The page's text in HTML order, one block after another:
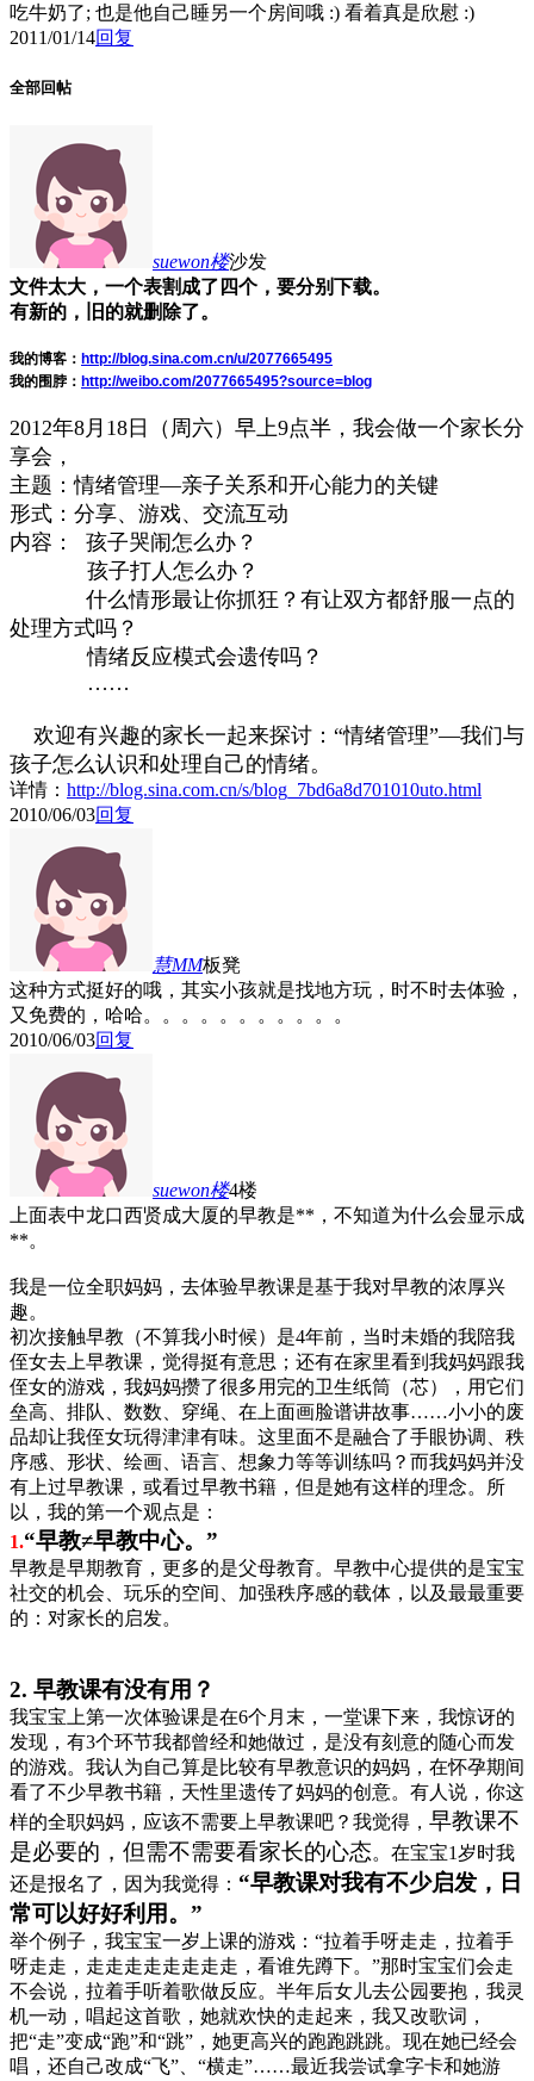
吃牛奶了; 也是他自己睡另一个房间哦 :) 看着真是欣慰 :)
2011/01/14回复
全部回帖
suewon楼沙发
文件太大，一个表割成了四个，要分别下载。
有新的，旧的就删除了。
我的博客： http://blog.sina.com.cn/u/2077665495
我的围脖： http://weibo.com/2077665495?source=blog
2012年8月18日（周六）早上9点半，我会做一个家长分
享会，
主题：情绪管理—亲子关系和开心能力的关键
形式：分享、游戏、交流互动
内容： 孩子哭闹怎么办？
孩子打人怎么办？
什么情形最让你抓狂？有让双方都舒服一点的
处理方式吗？
情绪反应模式会遗传吗？
……
欢迎有兴趣的家长一起来探讨：“情绪管理”—我们与
孩子怎么认识和处理自己的情绪。
详情： http://blog.sina.com.cn/s/blog_7bd6a8d701010uto.html
2010/06/03回复
慧MM板凳
这种方式挺好的哦，其实小孩就是找地方玩，时不时去体验，
又免费的，哈哈。。。。。。。。。。。
2010/06/03回复
suewon楼4楼
上面表中龙口西贤成大厦的早教是**，不知道为什么会显示成
**。
我是一位全职妈妈，去体验早教课是基于我对早教的浓厚兴
趣。
初次接触早教（不算我小时候）是4年前，当时未婚的我陪我
侄女去上早教课，觉得挺有意思；还有在家里看到我妈妈跟我
侄女的游戏，我妈妈攒了很多用完的卫生纸筒（芯），用它们
垒高、排队、数数、穿绳、在上面画脸谱讲故事……小小的废
品却让我侄女玩得津津有味。这里面不是融合了手眼协调、秩
序感、形状、绘画、语言、想象力等等训练吗？而我妈妈并没
有上过早教课，或看过早教书籍，但是她有这样的理念。所
以，我的第一个观点是：
1.“早教≠早教中心。”
早教是早期教育，更多的是父母教育。早教中心提供的是宝宝
社交的机会、玩乐的空间、加强秩序感的载体，以及最最重要
的：对家长的启发。
2. 早教课有没有用？
我宝宝上第一次体验课是在6个月末，一堂课下来，我惊讶的
发现，有3个环节我都曾经和她做过，是没有刻意的随心而发
的游戏。我认为自己算是比较有早教意识的妈妈，在怀孕期间
看了不少早教书籍，天性里遗传了妈妈的创意。有人说，你这
样的全职妈妈，应该不需要上早教课吧？我觉得 ， 早教课不
是必要的，但需不需要看家长的心态。 在宝宝1岁时我
还是报名了，因为我觉得： “早教课对我有不少启发，日
常可以好好利用。”
举个例子，我宝宝一岁上课的游戏：“拉着手呀走走，拉着手
呀走走，走走走走走走走走，看谁先蹲下。”那时宝宝们会走
不会说，拉着手听着歌做反应。半年后女儿去公园要抱，我灵
机一动，唱起这首歌，她就欢快的走起来，我又改歌词，
把“走”变成“跑”和“跳”，她更高兴的跑跑跳跳。现在她已经会
唱，还自己改成“飞”、“横走”……最近我尝试拿字卡和她游